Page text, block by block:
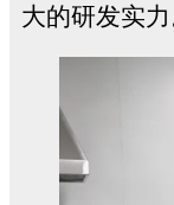
大的研发实力